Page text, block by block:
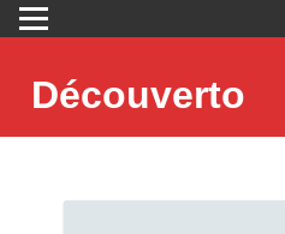
Découverto